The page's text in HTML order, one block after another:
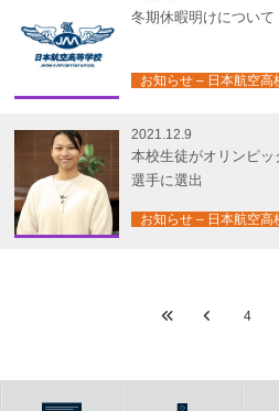
冬期休暇明けについて
お知らせ – 日本航空高
2021.12.9
本校生徒がオリンピ
選手に選出
お知らせ – 日本航空高
4